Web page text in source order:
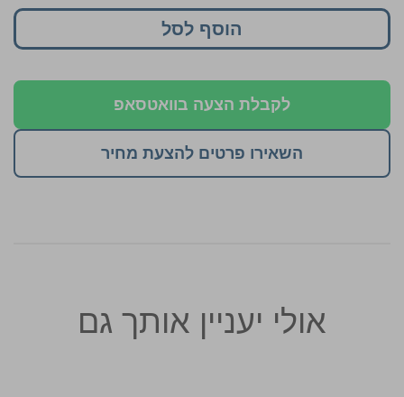
הוסף לסל
לקבלת הצעה בוואטסאפ
השאירו פרטים להצעת מחיר
אולי יעניין אותך גם